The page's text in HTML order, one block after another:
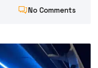
No Comments